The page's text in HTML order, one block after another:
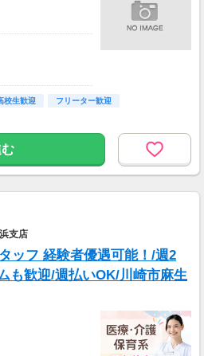
校生歓迎 フリーター歓迎
支店
ッフ 経験者優遇可能！/週2
も歓迎/週払いOK/川崎市麻生